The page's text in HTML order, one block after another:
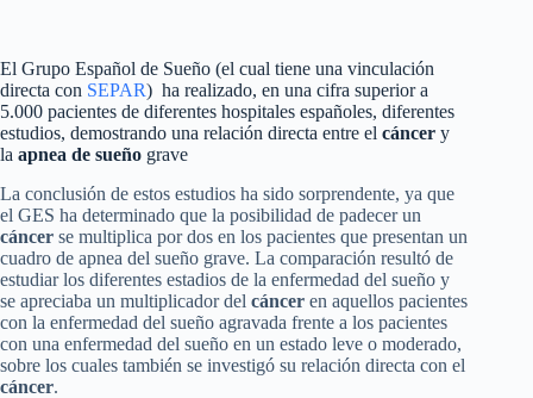
El Grupo Español de Sueño (el cual tiene una vinculación
directa con SEPAR) ha realizado, en una cifra superior a
5.000 pacientes de diferentes hospitales españoles, diferentes
estudios, demostrando una relación directa entre el cáncer y
la apnea de sueño grave
La conclusión de estos estudios ha sido sorprendente, ya que
el GES ha determinado que la posibilidad de padecer un
cáncer se multiplica por dos en los pacientes que presentan un
cuadro de apnea del sueño grave. La comparación resultó de
estudiar los diferentes estadios de la enfermedad del sueño y
se apreciaba un multiplicador del cáncer en aquellos pacientes
con la enfermedad del sueño agravada frente a los pacientes
con una enfermedad del sueño en un estado leve o moderado,
sobre los cuales también se investigó su relación directa con el
cáncer.